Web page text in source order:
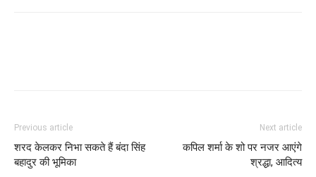
Previous article
शरद केलकर निभा सकते हैं बंदा सिंह
बहादुर की भूमिका
Next article
कपिल शर्मा के शो पर नजर आएंगे
श्रद्धा, आदित्‍य